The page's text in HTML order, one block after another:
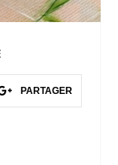
PARTAGER